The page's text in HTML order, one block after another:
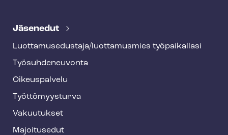
e
f
o
o
t
e
Jäsenedut
Luot­ta­muse­dus­ta­ja/luottamusmies työpaikallasi
Työ­suh­de­neu­von­ta
Oikeuspalvelu
Työt­tö­myys­tur­va
Vakuutukset
Majoitusedut